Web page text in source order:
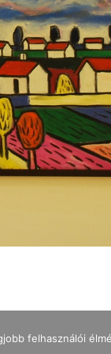
JEGYÁRAK
felhasználói